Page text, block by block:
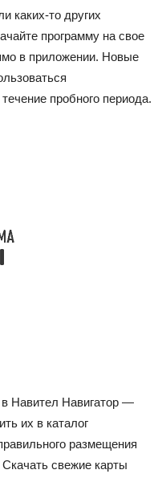
каких-то других
программу на свое
в приложении. Новые
пробного периода.
Навител Навигатор —
их в каталог
размещения
свежие карты